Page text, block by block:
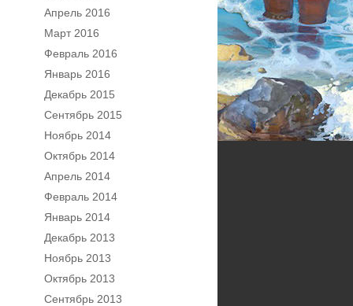
Апрель 2016
Март 2016
Февраль 2016
Январь 2016
Декабрь 2015
Сентябрь 2015
Ноябрь 2014
Октябрь 2014
Апрель 2014
Февраль 2014
Январь 2014
Декабрь 2013
Ноябрь 2013
Октябрь 2013
Сентябрь 2013